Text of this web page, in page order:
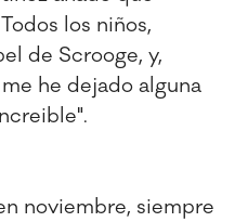
los niños,
de Scrooge, y,
he dejado alguna
noviembre, siempre